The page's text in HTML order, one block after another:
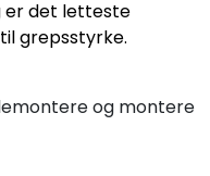
er det letteste
grepsstyrke.
og montere